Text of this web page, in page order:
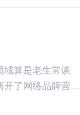
域算是老生常谈
开了网络品牌营销